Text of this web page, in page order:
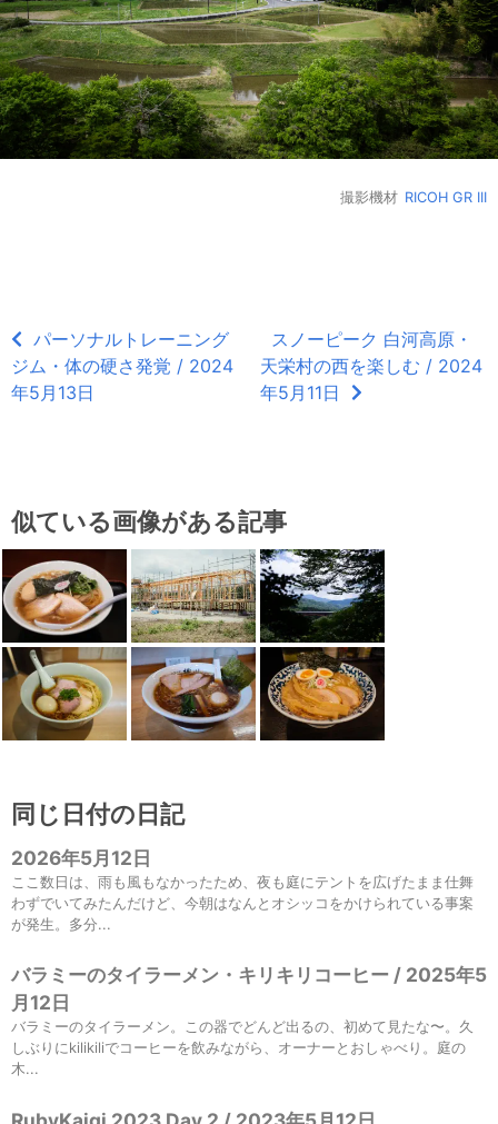
撮影機材 RICOH GR III
パーソナルトレーニング
ジム・体の硬さ発覚 / 2024
年5月13日
スノーピーク 白河高原・
天栄村の西を楽しむ / 2024
年5月11日
似ている画像がある記事
同じ日付の日記
2026年5月12日
ここ数日は、雨も風もなかったため、夜も庭にテントを広げたまま仕舞
わずでいてみたんだけど、今朝はなんとオシッコをかけられている事案
が発生。多分...
バラミーのタイラーメン・キリキリコーヒー / 2025年5
月12日
バラミーのタイラーメン。この器でどんど出るの、初めて見たな〜。久
しぶりにkilikiliでコーヒーを飲みながら、オーナーとおしゃべり。庭の
木...